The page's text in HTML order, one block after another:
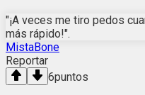
"¡A veces me tiro pedos
más rápido!".
MistaBone
Reportar
6puntos